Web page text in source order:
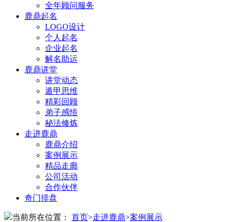
全年顾问服务
鹿鼎起名
LOGO设计
个人起名
企业起名
解名助运
鹿鼎讲堂
讲堂动态
遁甲思维
精彩回顾
弟子感悟
秘法修炼
走进鹿鼎
鹿鼎介绍
案例展示
精品走廊
公司活动
合作伙伴
奇门排盘
当前所在位置： 首页>走进鹿鼎>案例展示